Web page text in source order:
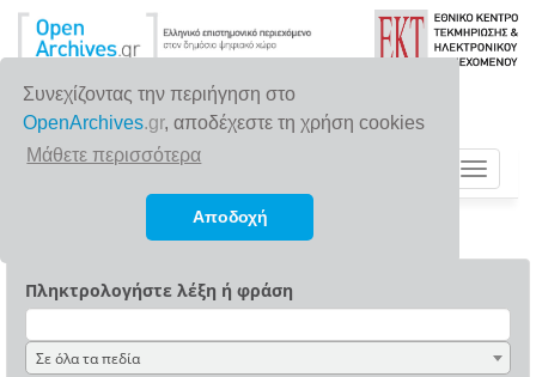
Συνεχίζοντας την περιήγηση στο
OpenArchives.gr, αποδέχεστε τη χρήση cookies
Μάθετε περισσότερα
Αποδοχή
Toggle
Πληκτρολογήστε λέξη ή φράση
Σε όλα τα πεδία